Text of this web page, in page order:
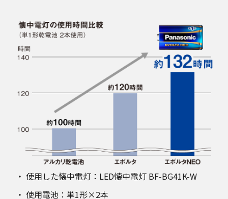
使用した懐中電灯：LED懐中電灯 BF-BG41K-W
使用電池：単1形×2本